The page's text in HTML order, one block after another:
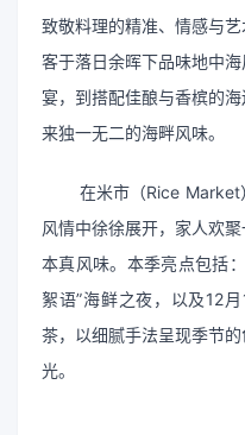
致敬料理的精准、情感与
客于落日余晖下品味地中
宴，到搭配佳酿与香槟的
来独一无二的海畔风味。
在米市（Rice Market
风情中徐徐展开，家人欢
本真风味。本季亮点包括
絮语”海鲜之夜，以及12
茶，以细腻手法呈现季节
光。